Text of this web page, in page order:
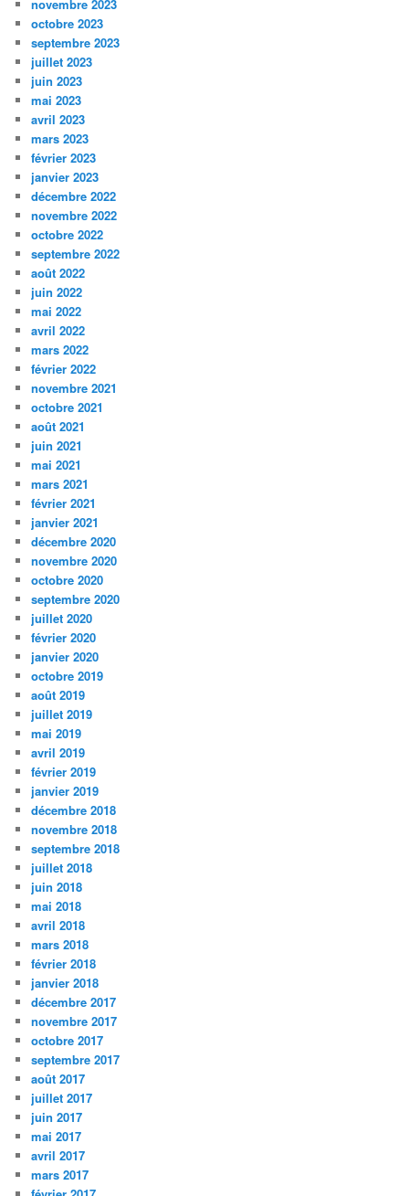
novembre 2023
octobre 2023
septembre 2023
juillet 2023
juin 2023
mai 2023
avril 2023
mars 2023
février 2023
janvier 2023
décembre 2022
novembre 2022
octobre 2022
septembre 2022
août 2022
juin 2022
mai 2022
avril 2022
mars 2022
février 2022
novembre 2021
octobre 2021
août 2021
juin 2021
mai 2021
mars 2021
février 2021
janvier 2021
décembre 2020
novembre 2020
octobre 2020
septembre 2020
juillet 2020
février 2020
janvier 2020
octobre 2019
août 2019
juillet 2019
mai 2019
avril 2019
février 2019
janvier 2019
décembre 2018
novembre 2018
septembre 2018
juillet 2018
juin 2018
mai 2018
avril 2018
mars 2018
février 2018
janvier 2018
décembre 2017
novembre 2017
octobre 2017
septembre 2017
août 2017
juillet 2017
juin 2017
mai 2017
avril 2017
mars 2017